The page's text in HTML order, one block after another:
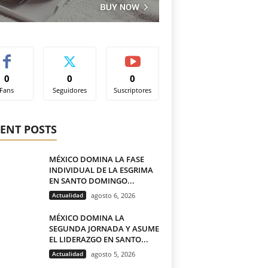
0
Fans
0
Seguidores
0
Suscriptores
POSTS
MÉXICO DOMINA LA FASE
INDIVIDUAL DE LA ESGRIMA
EN SANTO DOMINGO...
Actualidad agosto 6, 2026
MÉXICO DOMINA LA
SEGUNDA JORNADA Y ASUME
EL LIDERAZGO EN SANTO...
Actualidad agosto 5, 2026